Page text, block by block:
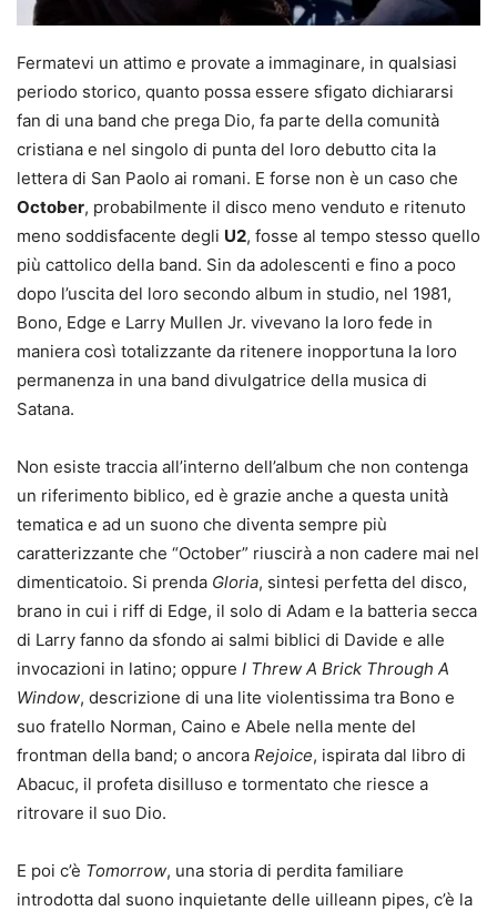
Fermatevi un attimo e provate a immaginare, in qualsiasi
periodo storico, quanto possa essere sfigato dichiararsi
fan di una band che prega Dio, fa parte della comunità
cristiana e nel singolo di punta del loro debutto cita la
lettera di San Paolo ai romani. E forse non è un caso che
October, probabilmente il disco meno venduto e ritenuto
meno soddisfacente degli U2, fosse al tempo stesso quello
più cattolico della band. Sin da adolescenti e fino a poco
dopo l’uscita del loro secondo album in studio, nel 1981,
Bono, Edge e Larry Mullen Jr. vivevano la loro fede in
maniera così totalizzante da ritenere inopportuna la loro
permanenza in una band divulgatrice della musica di
Satana.
Non esiste traccia all’interno dell’album che non contenga
un riferimento biblico, ed è grazie anche a questa unità
tematica e ad un suono che diventa sempre più
caratterizzante che “October” riuscirà a non cadere mai nel
dimenticatoio. Si prenda Gloria, sintesi perfetta del disco,
brano in cui i riff di Edge, il solo di Adam e la batteria secca
di Larry fanno da sfondo ai salmi biblici di Davide e alle
invocazioni in latino; oppure I Threw A Brick Through A
Window, descrizione di una lite violentissima tra Bono e
suo fratello Norman, Caino e Abele nella mente del
frontman della band; o ancora Rejoice, ispirata dal libro di
Abacuc, il profeta disilluso e tormentato che riesce a
ritrovare il suo Dio.
E poi c’è Tomorrow, una storia di perdita familiare
introdotta dal suono inquietante delle uilleann pipes, c’è la